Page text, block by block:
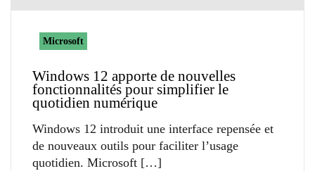
Microsoft
Windows 12 apporte de nouvelles
fonctionnalités pour simplifier le
quotidien numérique
Windows 12 introduit une interface repensée et
de nouveaux outils pour faciliter l’usage
quotidien. Microsoft